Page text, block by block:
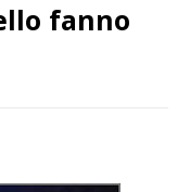
fanno